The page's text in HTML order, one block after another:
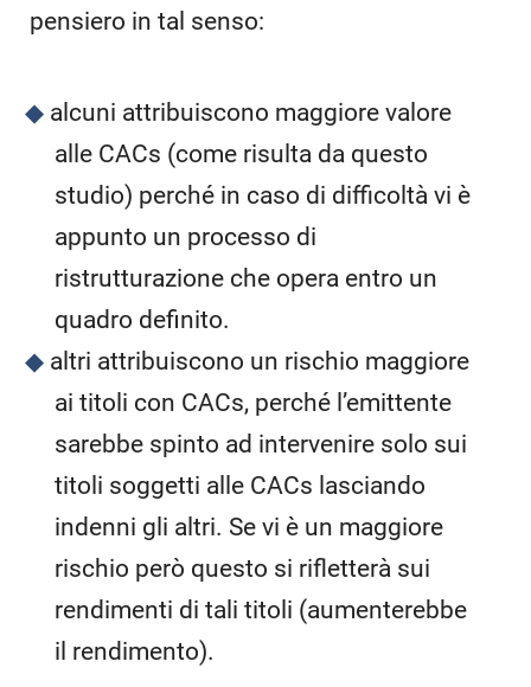
pensiero in tal senso:
alcuni attribuiscono maggiore valore
alle CACs (come risulta da questo
studio) perché in caso di difficoltà vi è
appunto un processo di
ristrutturazione che opera entro un
quadro definito.
altri attribuiscono un rischio maggiore
ai titoli con CACs, perché l’emittente
sarebbe spinto ad intervenire solo sui
titoli soggetti alle CACs lasciando
indenni gli altri. Se vi è un maggiore
rischio però questo si rifletterà sui
rendimenti di tali titoli (aumenterebbe
il rendimento).